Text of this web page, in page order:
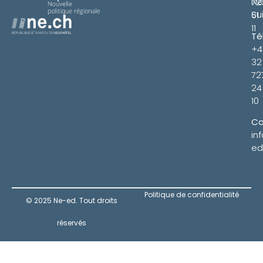
32
24
10
61
11
© 2025 Ne-ed. Tout droits
réservés
Politique de confidentialité